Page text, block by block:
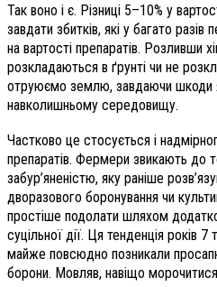
Так воно і є. Різниці 5–10% у
завдати збитків, які у багато
на вартості препаратів. Розливши
розкладаються в ґрунті чи не
отруюємо землю, завдаючи шкоди
навколишньому середовищу.
Частково це стосується і
препаратів. Фермери звикають до
забур’яненістю, яку раніше
дворазового боронування чи
простіше подолати шляхом
суцільної дії. Ця тенденція років
майже повсюдно позникали
борони. Мовляв, навіщо